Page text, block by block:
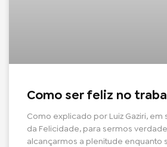
Como ser feliz no
Como explicado por Luiz Gaziri, em
da Felicidade, para sermos
alcançarmos a plenitude enquanto